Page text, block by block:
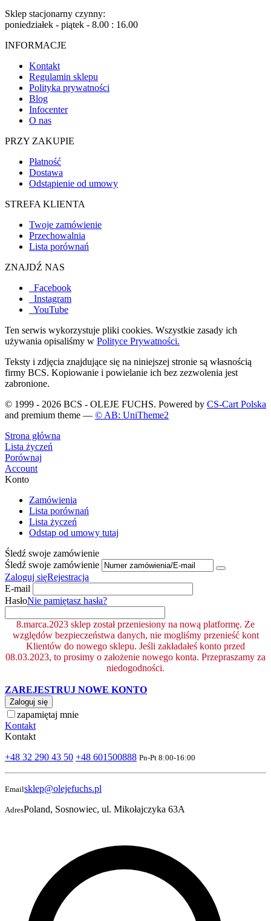
Sklep stacjonarny czynny:
poniedziałek - piątek - 8.00 : 16.00
INFORMACJE
Kontakt
Regulamin sklepu
Polityka prywatności
Blog
Infocenter
O nas
PRZY ZAKUPIE
Płatność
Dostawa
Odstąpienie od umowy
STREFA KLIENTA
Twoje zamówienie
Przechowalnia
Lista porównań
ZNAJDŹ NAS
Facebook
Instagram
YouTube
Ten serwis wykorzystuje pliki cookies. Wszystkie zasady ich
używania opisaliśmy w Polityce Prywatności.
Teksty i zdjęcia znajdujące się na niniejszej stronie są własnością
firmy BCS. Kopiowanie i powielanie ich bez zezwolenia jest
zabronione.
© 1999 - 2026 BCS - OLEJE FUCHS. Powered by CS-Cart Polska
and premium theme — © AB: UniTheme2
Strona główna
Lista życzeń
Porównaj
Account
Konto
Zamówienia
Lista porównań
Lista życzeń
Odstąp od umowy tutaj
Śledź swoje zamówienie
Śledź swoje zamówienie
Zaloguj sięRejestracja
E-mail
HasłoNie pamiętasz hasła?
8.marca.2023 sklep został przeniesiony na nową platformę. Ze
względów bezpieczeństwa danych, nie mogliśmy przenieść kont
Klientów do nowego sklepu. Jeśli zakładałeś konto przed
08.03.2023, to prosimy o założenie nowego konta. Przepraszamy za
niedogodności.
ZAREJESTRUJ NOWE KONTO
Zaloguj się
zapamiętaj mnie
Kontakt
Kontakt
+48 32 290 43 50 +48 601500888 Pn-Pt 8:00-16:00
Emailsklep@olejefuchs.pl
AdresPoland, Sosnowiec, ul. Mikołajczyka 63A